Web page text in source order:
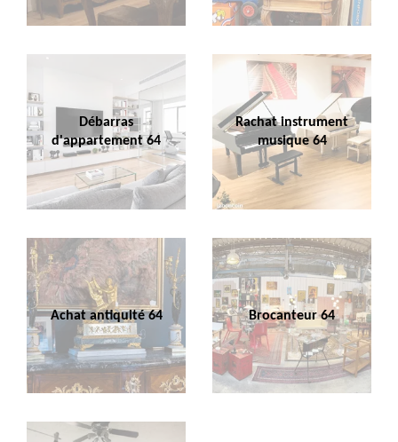
Débarras
d'appartement 64
Rachat instrument
musique 64
Achat antiquité 64 Brocanteur 64